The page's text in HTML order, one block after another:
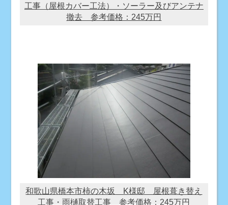
工事（屋根カバー工法）・ソーラー及びアンテナ
撤去 参考価格：245万円
和歌山県橋本市柿の木坂 K様邸 屋根葺き替え
工事・雨樋取替工事 参考価格：245万円